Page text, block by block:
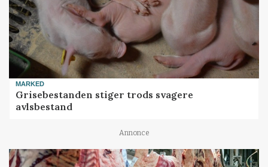
MARKED
Grisebestanden stiger trods svagere
avlsbestand
Annonce